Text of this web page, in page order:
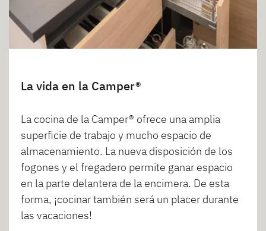
La vida en la Camper®
La cocina de la Camper® ofrece una amplia
superficie de trabajo y mucho espacio de
almacenamiento. La nueva disposición de los
fogones y el fregadero permite ganar espacio
en la parte delantera de la encimera. De esta
forma, ¡cocinar también será un placer durante
las vacaciones!